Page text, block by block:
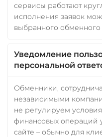
сервисы работают
исполнения заявок
выбранного обменного
Уведомление
персональной
Обменники,
независимыми
не регулируем
финансовых операций
сайте – обычно для